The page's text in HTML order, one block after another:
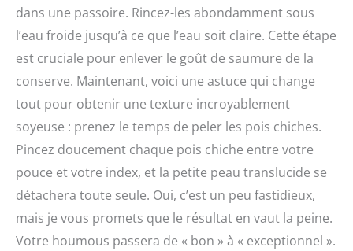
dans une passoire. Rincez-les abondamment sous
l’eau froide jusqu’à ce que l’eau soit claire. Cette étape
est cruciale pour enlever le goût de saumure de la
conserve. Maintenant, voici une astuce qui change
tout pour obtenir une texture incroyablement
soyeuse : prenez le temps de peler les pois chiches.
Pincez doucement chaque pois chiche entre votre
pouce et votre index, et la petite peau translucide se
détachera toute seule. Oui, c’est un peu fastidieux,
mais je vous promets que le résultat en vaut la peine.
Votre houmous passera de « bon » à « exceptionnel ».